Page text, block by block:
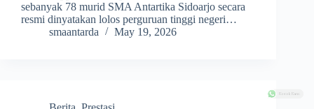
membanggakan datang di tahun ini, di mana
sebanyak 78 murid SMA Antartika Sidoarjo secara
resmi dinyatakan lolos perguruan tinggi negeri…
Kontak Kami